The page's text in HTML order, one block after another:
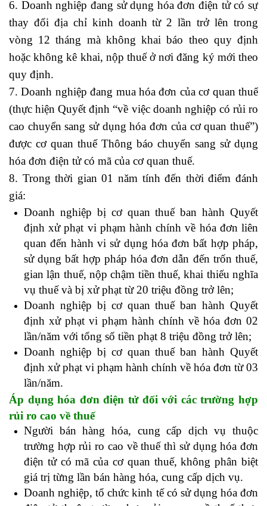
6. Doanh nghiệp đang sử dụng hóa đơn điện tử có sự
thay đổi địa chỉ kinh doanh từ 2 lần trở lên trong
vòng 12 tháng mà không khai báo theo quy định
hoặc không kê khai, nộp thuế ở nơi đăng ký mới theo
quy định.
7. Doanh nghiệp đang mua hóa đơn của cơ quan thuế
(thực hiện Quyết định “về việc doanh nghiệp có rủi ro
cao chuyển sang sử dụng hóa đơn của cơ quan thuế”)
được cơ quan thuế Thông báo chuyển sang sử dụng
hóa đơn điện tử có mã của cơ quan thuế.
8. Trong thời gian 01 năm tính đến thời điểm đánh
giá:
Doanh nghiệp bị cơ quan thuế ban hành Quyết
định xử phạt vi phạm hành chính về hóa đơn liên
quan đến hành vi sử dụng hóa đơn bất hợp pháp,
sử dụng bất hợp pháp hóa đơn dẫn đến trốn thuế,
gian lận thuế, nộp chậm tiền thuế, khai thiếu nghĩa
vụ thuế và bị xử phạt từ 20 triệu đồng trở lên;
Doanh nghiệp bị cơ quan thuế ban hành Quyết
định xử phạt vi phạm hành chính về hóa đơn 02
lần/năm với tổng số tiền phạt 8 triệu đồng trở lên;
Doanh nghiệp bị cơ quan thuế ban hành Quyết
định xử phạt vi phạm hành chính về hóa đơn từ 03
lần/năm.
Áp dụng hóa đơn điện tử đối với các trường hợp
rủi ro cao về thuế
Người bán hàng hóa, cung cấp dịch vụ thuộc
trường hợp rủi ro cao về thuế thì sử dụng hóa đơn
điện tử có mã của cơ quan thuế, không phân biệt
giá trị từng lần bán hàng hóa, cung cấp dịch vụ.
Doanh nghiệp, tổ chức kinh tế có sử dụng hóa đơn